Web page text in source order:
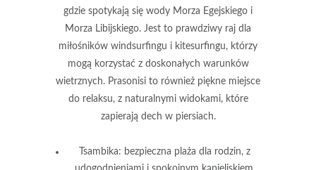
gdzie spotykają się wody Morza Egejskiego i
Morza Libijskiego. Jest to prawdziwy raj dla
miłośników windsurfingu i kitesurfingu, którzy
mogą korzystać z doskonałych warunków
wietrznych. Prasonisi to również piękne miejsce
do relaksu, z naturalnymi widokami, które
zapierają dech w piersiach.
Tsambika: bezpieczna plaża dla rodzin, z